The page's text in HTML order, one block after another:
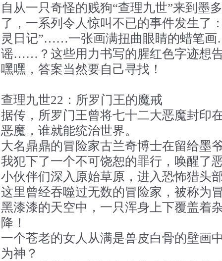
自从一只奇怪的贱狗“查理九世”来到墨
了，一系列令人惊叫不已的事件发生了
灵日记”……一张画满扭曲眼睛的蜡笔
谣……？这些用力书写的腥红色字迹想
嘿嘿，答案当然要自己寻找！
查理九世22：所罗门王的魔戒
据传，所罗门王曾将七十二大恶魔封印
恶魔，谁就能统治世界。
大名鼎鼎的冒险家古兰奇博士在留给
我犯下了一个不可饶恕的罪行，唤醒了
小伙伴们深入原始草原，进入恐怖猎头
这里曾经吞噬过无数的冒险家，被称为
黑漆漆的天空中，一只浑身上下覆盖着
降！
一个苍老的女人从满是兽皮白骨的壁画
为神？